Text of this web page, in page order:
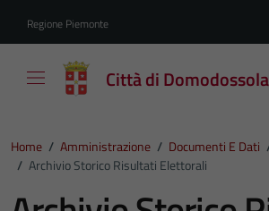
Regione Piemonte
Città di Domodossola
Home / Amministrazione / Documenti E Dati
/ Archivio Storico Risultati Elettorali